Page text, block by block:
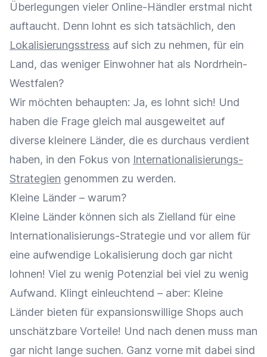
Überlegungen vieler Online-Händler erstmal nicht
auftaucht. Denn lohnt es sich tatsächlich, den
Lokalisierungsstress auf sich zu nehmen, für ein
Land, das weniger Einwohner hat als Nordrhein-
Westfalen?
Wir möchten behaupten: Ja, es lohnt sich! Und
haben die Frage gleich mal ausgeweitet auf
diverse kleinere Länder, die es durchaus verdient
haben, in den Fokus von Internationalisierungs-
Strategien genommen zu werden.
Kleine Länder – warum?
Kleine Länder können sich als Zielland für eine
Internationalisierungs-Strategie und vor allem für
eine aufwendige Lokalisierung doch gar nicht
lohnen! Viel zu wenig Potenzial bei viel zu wenig
Aufwand. Klingt einleuchtend – aber: Kleine
Länder bieten für expansionswillige Shops auch
unschätzbare Vorteile! Und nach denen muss man
gar nicht lange suchen. Ganz vorne mit dabei sind